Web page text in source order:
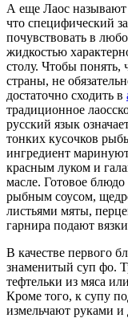
А еще Лаос называют
что специфический
почувствовать в
жидкостью
столу. Чтобы понять,
страны, не
достаточно сходить в
традиционное
русский язык
тонких кусочков
ингредиент
красным луком и
масле. Готовое
рыбным соусом,
листьями мяты,
гарнира подают
В качестве первого
знаменитый суп фо.
тефтельки из мяса
Кроме того, к супу
измельчают руками и